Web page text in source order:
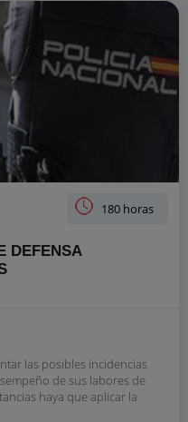
180 horas
DEFENSA
las posibles incidencias
de sus labores de
haya que aplicar la